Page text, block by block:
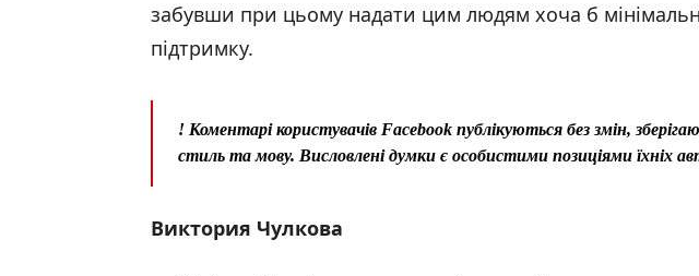
забувши при цьому надати цим людям хоча б
підтримку.
! Коментарі користувачів Facebook публікуються без змін,
стиль та мову. Висловлені думки є особистими позиціями їхніх
Виктория Чулкова